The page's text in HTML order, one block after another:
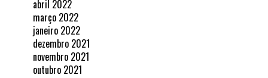
abril 2022
março 2022
janeiro 2022
dezembro 2021
novembro 2021
outubro 2021